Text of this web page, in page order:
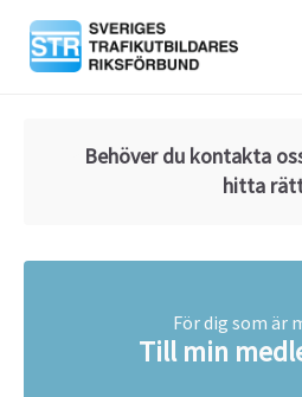
Behöver du kontakta
hitta
För dig som är
Till min